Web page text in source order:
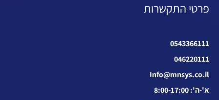
פרטי התקשרות
0543366111
046220111
Info@mnsys.co.il
א'-ה': 8:00-17:00